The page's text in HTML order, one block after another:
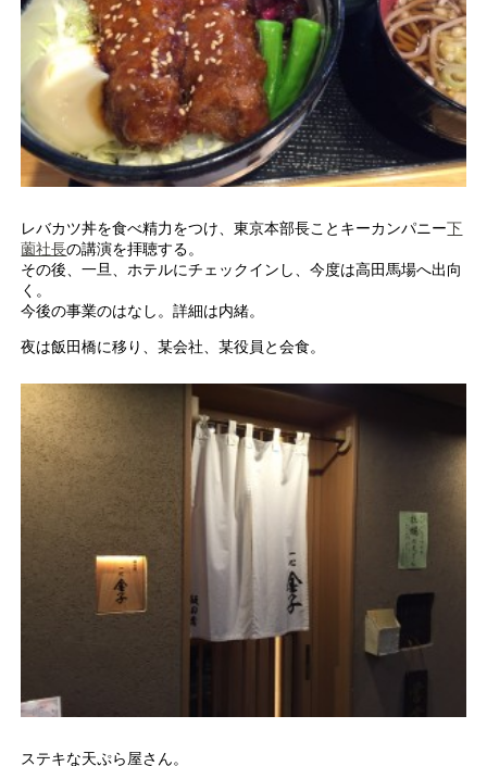
レバカツ丼を食べ精力をつけ、東京本部長ことキーカンパニー下
薗社長の講演を拝聴する。
その後、一旦、ホテルにチェックインし、今度は高田馬場へ出向
く。
今後の事業のはなし。詳細は内緒。
夜は飯田橋に移り、某会社、某役員と会食。
ステキな天ぷら屋さん。